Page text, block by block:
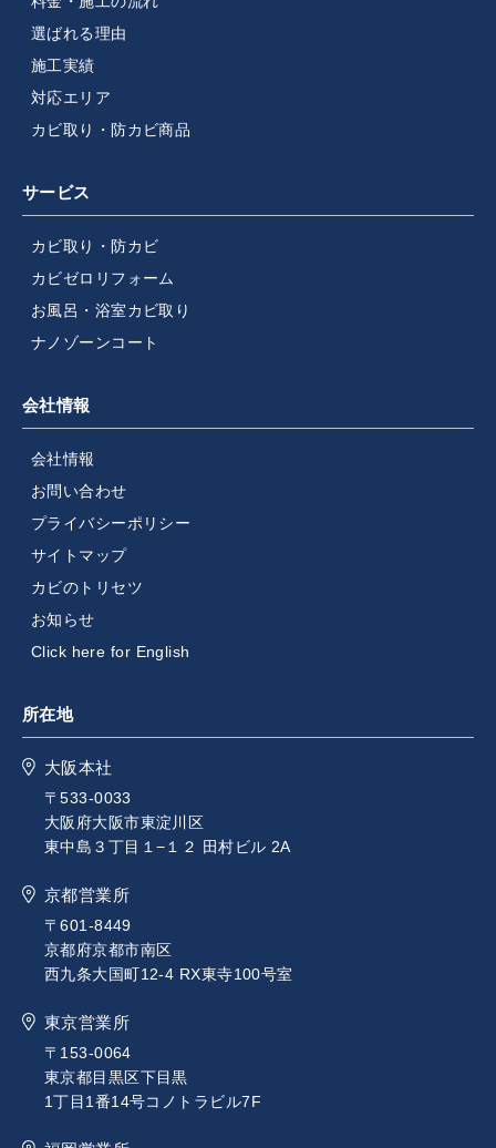
選ばれる理由
施工実績
対応エリア
カビ取り・防カビ商品
サービス
カビ取り・防カビ
カビゼロリフォーム
お風呂・浴室カビ取り
ナノゾーンコート
会社情報
会社情報
お問い合わせ
プライバシーポリシー
サイトマップ
カビのトリセツ
お知らせ
Click here for English
所在地
大阪本社
〒533-0033
大阪府大阪市東淀川区
東中島３丁目１−１２ 田村ビル 2A
京都営業所
〒601-8449
京都府京都市南区
西九条大国町12-4 RX東寺100号室
東京営業所
〒153-0064
東京都目黒区下目黒
1丁目1番14号コノトラビル7F